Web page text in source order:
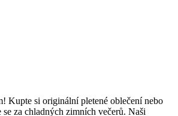
Kupte si originální pletené oblečení nebo
se za chladných zimních večerů. Naši